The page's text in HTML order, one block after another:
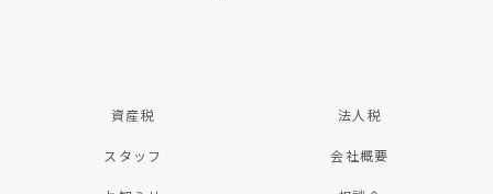
資産税 法人税
スタッフ 会社概要